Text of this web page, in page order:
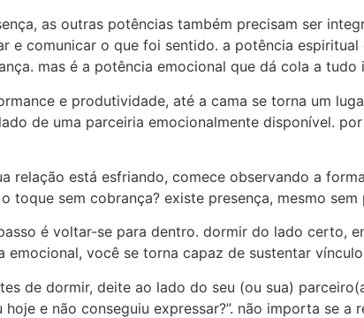
as outras potências também precisam ser
e comunicar o que foi sentido. a potência
mas é a potência emocional que dá cola a
e produtividade, até a cama se torna um
de uma parceiria emocionalmente disponível.
relação está esfriando, comece observando a
toque sem cobrança? existe presença, mesmo
é voltar-se para dentro. dormir do lado certo,
você se torna capaz de sustentar
de dormir, deite ao lado do seu (ou sua)
e não conseguiu expressar?”. não importa se